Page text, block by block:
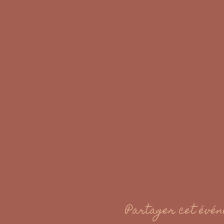
Partager cet